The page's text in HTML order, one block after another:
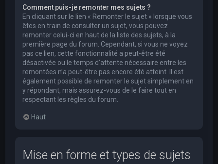
Comment puis-je remonter mes sujets ?
En cliquant sur le lien « Remonter le sujet » lorsque vous
êtes en train de consulter un sujet, vous pouvez
remonter celui-ci en haut de la liste des sujets, à la
première page du forum. Cependant, si vous ne voyez
pas ce lien, cette fonctionnalité a peut-être été
désactivée ou le temps d’attente nécessaire entre les
remontées n’a peut-être pas encore été atteint. Il est
également possible de remonter le sujet simplement en
y répondant, mais assurez-vous de le faire tout en
respectant les règles du forum.
Haut
Mise en forme et types de sujets